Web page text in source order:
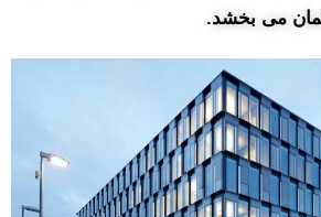
می بخشد.